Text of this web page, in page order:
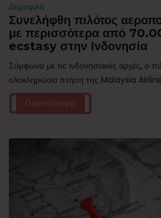
Δημοφιλή
Συνελήφθη πιλότος
με περισσότερα από
ecstasy στην Ινδονησία
Σύμφωνα με τις ινδονησιακές αρχές, ο
ολοκληρώσει πτήση της Malaysia
Περισσότερα